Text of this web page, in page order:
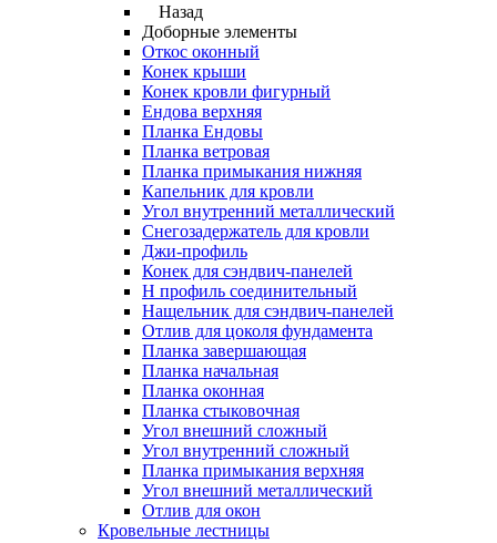
Назад
Доборные элементы
Откос оконный
Конек крыши
Конек кровли фигурный
Ендова верхняя
Планка Ендовы
Планка ветровая
Планка примыкания нижняя
Капельник для кровли
Угол внутренний металлический
Снегозадержатель для кровли
Джи-профиль
Конек для сэндвич-панелей
Н профиль соединительный
Нащельник для сэндвич-панелей
Отлив для цоколя фундамента
Планка завершающая
Планка начальная
Планка оконная
Планка стыковочная
Угол внешний сложный
Угол внутренний сложный
Планка примыкания верхняя
Угол внешний металлический
Отлив для окон
Кровельные лестницы